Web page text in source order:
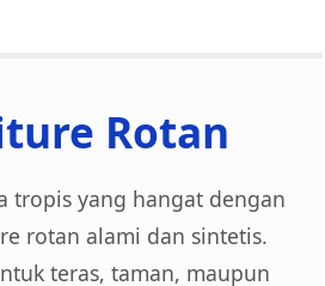
Rotan
tropis yang hangat dengan
rotan alami dan sintetis.
teras, taman, maupun